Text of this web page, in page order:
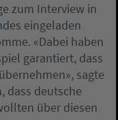
zum Interview in
eingeladen
«Dabei haben
garantiert, dass
sagte
dass deutsche
über diesen